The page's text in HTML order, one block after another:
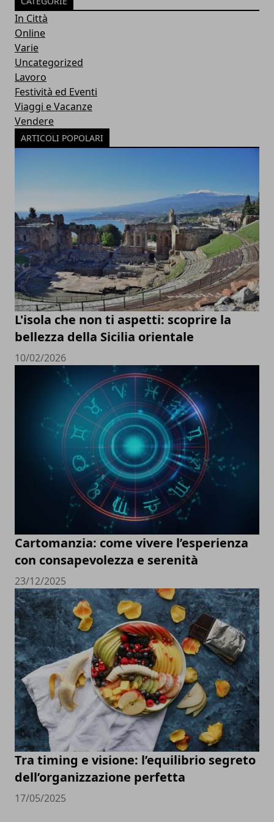
In Città
Online
Varie
Uncategorized
Lavoro
Festività ed Eventi
Viaggi e Vacanze
Vendere
ARTICOLI POPOLARI
L'isola che non ti aspetti: scoprire la
bellezza della Sicilia orientale
10/02/2026
Cartomanzia: come vivere l’esperienza
con consapevolezza e serenità
23/12/2025
Tra timing e visione: l’equilibrio segreto
dell’organizzazione perfetta
17/05/2025